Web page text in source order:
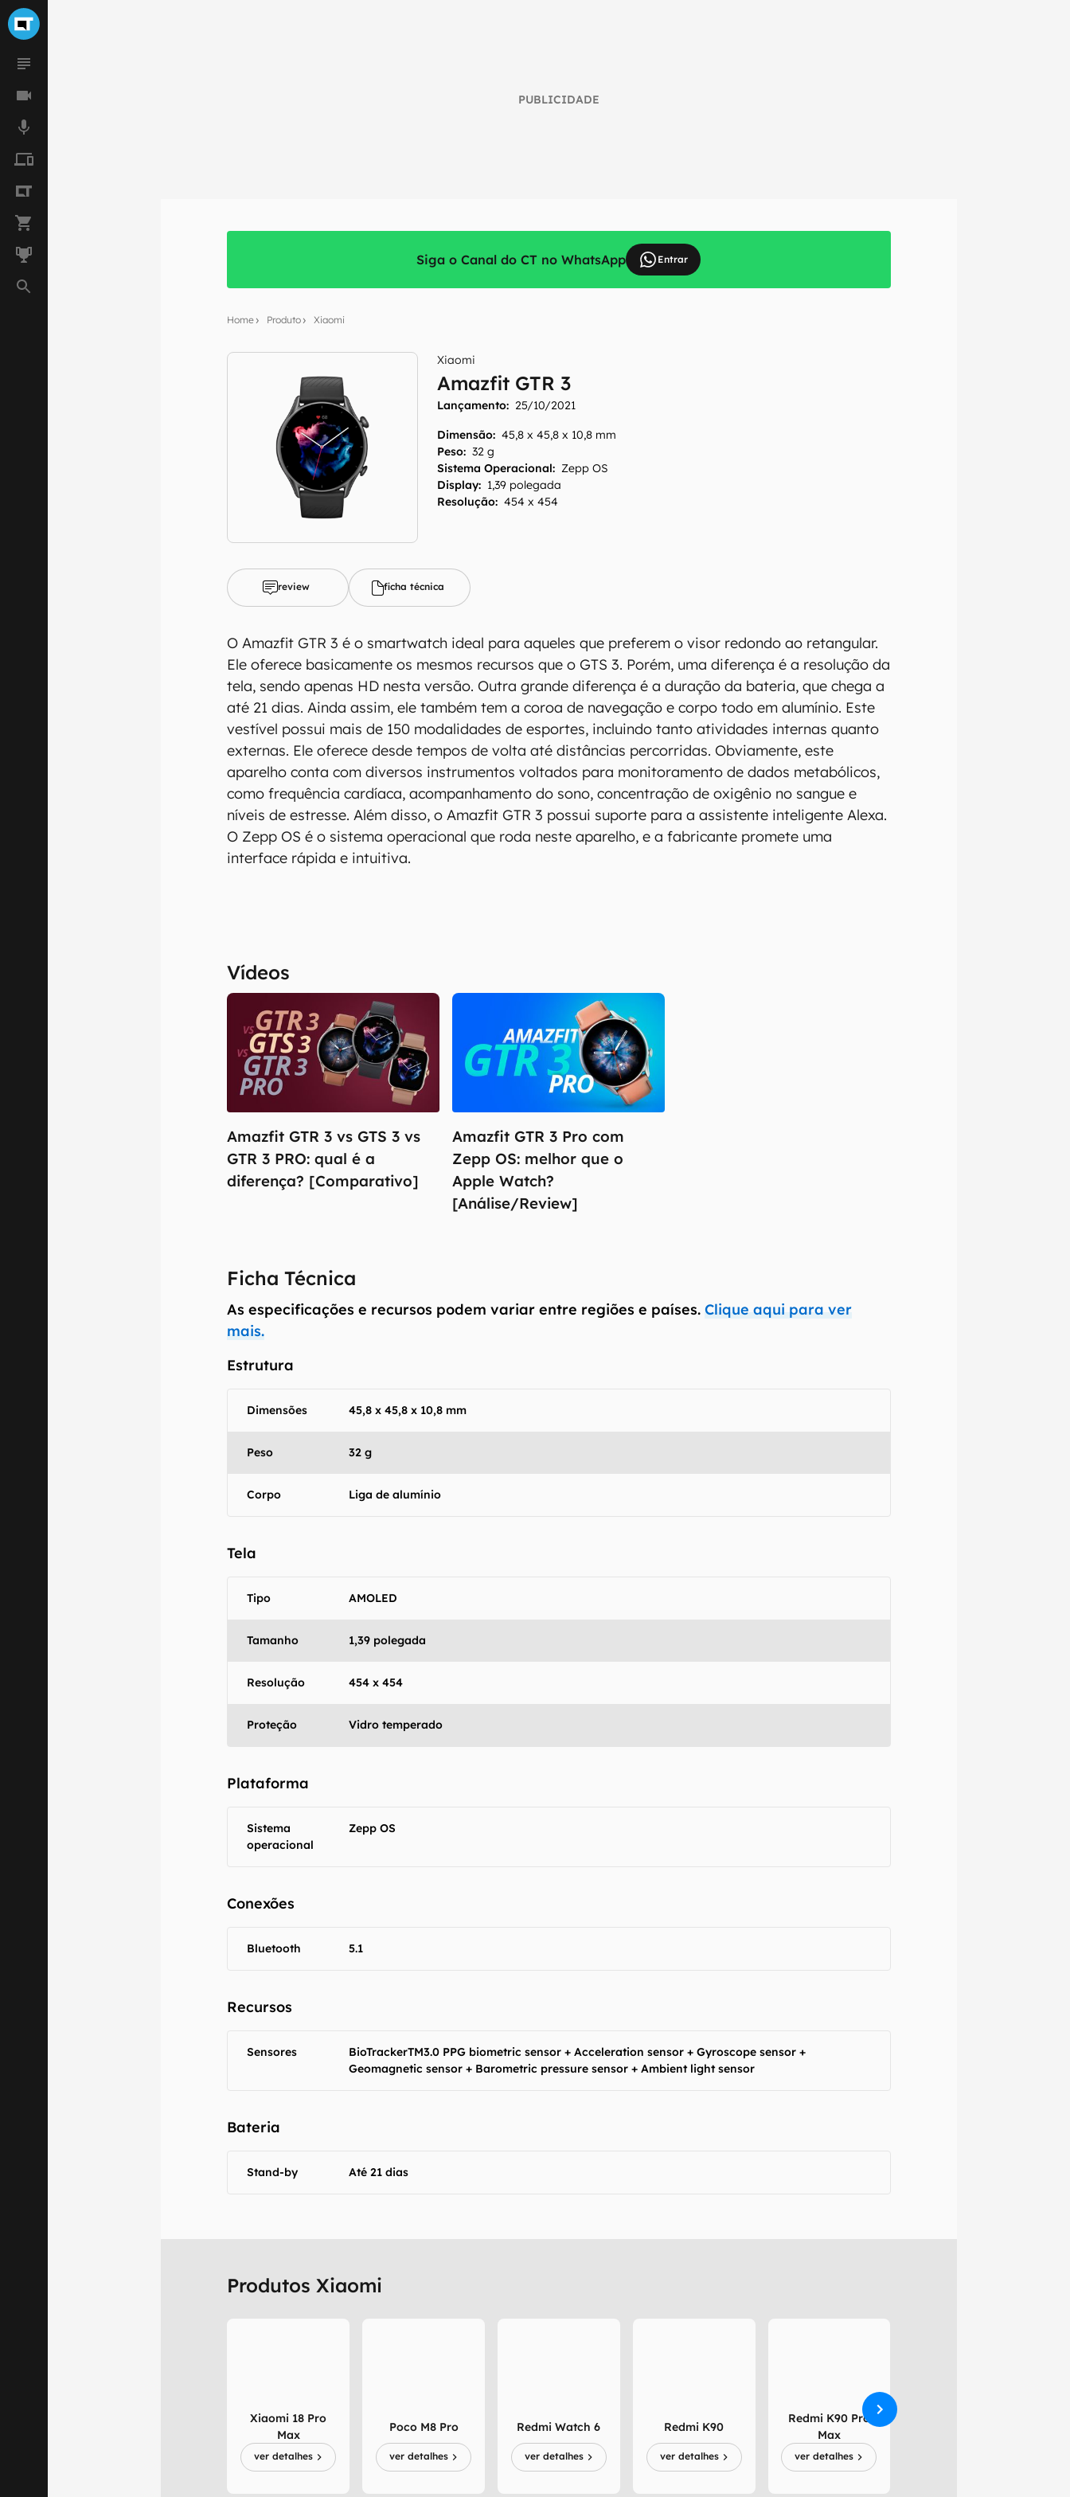
PUBLICIDADE
Siga o Canal do CT no WhatsApp Entrar
Home Produto Xiaomi
Xiaomi
Amazfit GTR 3
Lançamento: 25/10/2021
Dimensão: 45,8 x 45,8 x 10,8 mm
Peso: 32 g
Sistema Operacional: Zepp OS
Display: 1,39 polegada
Resolução: 454 x 454
review ficha técnica
O Amazfit GTR 3 é o smartwatch ideal para aqueles que preferem o visor redondo ao retangular.
Ele oferece basicamente os mesmos recursos que o GTS 3. Porém, uma diferença é a resolução da
tela, sendo apenas HD nesta versão. Outra grande diferença é a duração da bateria, que chega a
até 21 dias. Ainda assim, ele também tem a coroa de navegação e corpo todo em alumínio. Este
vestível possui mais de 150 modalidades de esportes, incluindo tanto atividades internas quanto
externas. Ele oferece desde tempos de volta até distâncias percorridas. Obviamente, este
aparelho conta com diversos instrumentos voltados para monitoramento de dados metabólicos,
como frequência cardíaca, acompanhamento do sono, concentração de oxigênio no sangue e
níveis de estresse. Além disso, o Amazfit GTR 3 possui suporte para a assistente inteligente Alexa.
O Zepp OS é o sistema operacional que roda neste aparelho, e a fabricante promete uma
interface rápida e intuitiva.
Vídeos
Amazfit GTR 3 vs GTS 3 vs
GTR 3 PRO: qual é a
diferença? [Comparativo]
Amazfit GTR 3 Pro com
Zepp OS: melhor que o
Apple Watch?
[Análise/Review]
Ficha Técnica
As especificações e recursos podem variar entre regiões e países. Clique aqui para ver
mais.
Estrutura
Dimensões 45,8 x 45,8 x 10,8 mm
Peso 32 g
Corpo Liga de alumínio
Tela
Tipo AMOLED
Tamanho 1,39 polegada
Resolução 454 x 454
Proteção Vidro temperado
Plataforma
Sistema
operacional
Zepp OS
Conexões
Bluetooth 5.1
Recursos
Sensores
BioTrackerTM3.0 PPG biometric sensor + Acceleration sensor + Gyroscope sensor +
Geomagnetic sensor + Barometric pressure sensor + Ambient light sensor
Bateria
Stand-by Até 21 dias
informações presentes em nossas fichas técnicas, porém tenha em mente que
recomendamos que você visite o site oficial do fabricante ou operadora que
Aviso legal: O Canaltech não se responsabiliza por quaisquer erros ou omissões, ou
fornecidas "como estão", sem qualquer garantia de precisão, detalhes, variações ou
Produtos Xiaomi
Xiaomi 18 Pro
Max
ver detalhes
Poco M8 Pro
ver detalhes
Redmi Watch 6
ver detalhes
Redmi K90
ver detalhes
Redmi K90 Pro
Max
ver detalhes